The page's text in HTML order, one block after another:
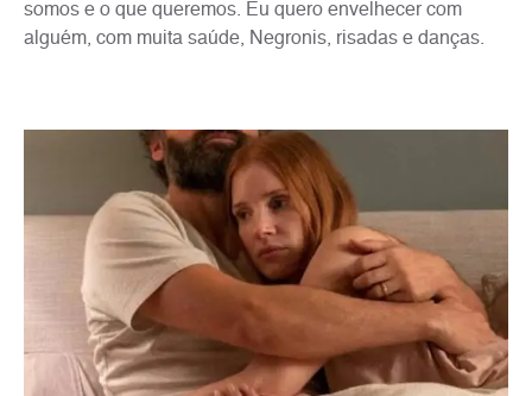
somos e o que queremos. Eu quero envelhecer com
alguém, com muita saúde, Negronis, risadas e danças.